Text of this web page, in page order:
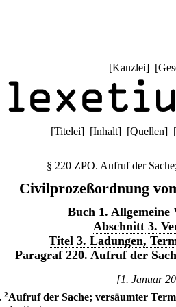
[Kanzlei] [
[Titelei] [Inhalt] [Quellen] [
§ 220 ZPO. Aufruf der
Civilprozeßordnung
Buch 1. Allgemeine
Abschnitt 3.
Titel 3. Ladungen,
Paragraf 220. Aufruf der
[1. Januar
2Aufruf der Sache; versäumter